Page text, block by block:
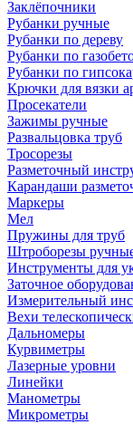
Заклёпочники
Рубанки ручные
Рубанки по дереву
Рубанки по
Рубанки по
Крючки для вязки
Просекатели
Зажимы ручные
Развальцовка труб
Тросорезы
Разметочный
Карандаши
Маркеры
Мел
Пружины для труб
Штроборезы
Инструменты для
Заточное
Измерительный
Вехи
Дальномеры
Курвиметры
Лазерные уровни
Линейки
Манометры
Микрометры